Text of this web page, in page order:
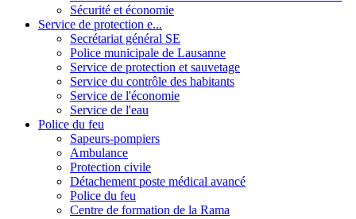
Sécurité et économie
Service de protection e...
Secrétariat général SE
Police municipale de Lausanne
Service de protection et sauvetage
Service du contrôle des habitants
Service de l'économie
Service de l'eau
Police du feu
Sapeurs-pompiers
Ambulance
Protection civile
Détachement poste médical avancé
Police du feu
Centre de formation de la Rama